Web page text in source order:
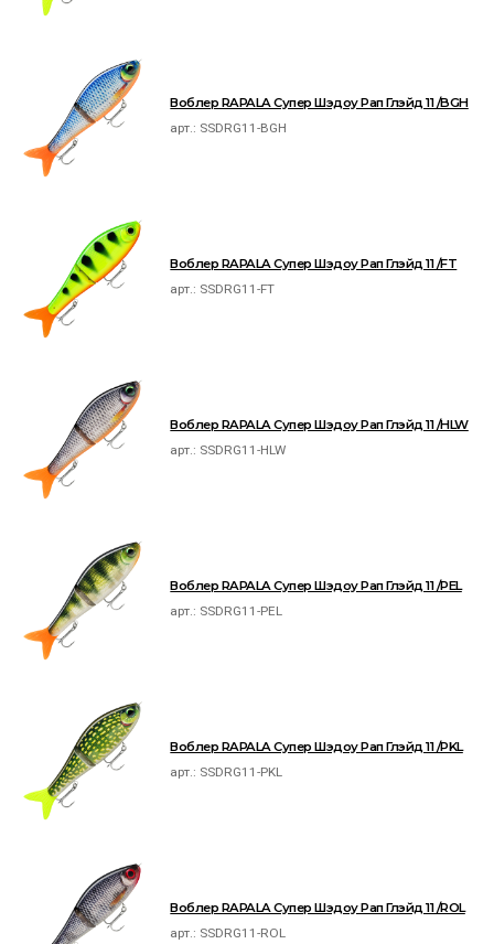
Воблер RAPALA Супер Шэдоу Рап Глэйд 11 /BGH
арт.: SSDRG11-BGH
Воблер RAPALA Супер Шэдоу Рап Глэйд 11 /FT
арт.: SSDRG11-FT
Воблер RAPALA Супер Шэдоу Рап Глэйд 11 /HLW
арт.: SSDRG11-HLW
Воблер RAPALA Супер Шэдоу Рап Глэйд 11 /PEL
арт.: SSDRG11-PEL
Воблер RAPALA Супер Шэдоу Рап Глэйд 11 /PKL
арт.: SSDRG11-PKL
Воблер RAPALA Супер Шэдоу Рап Глэйд 11 /ROL
арт.: SSDRG11-ROL